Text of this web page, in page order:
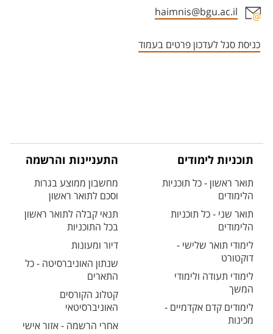
haimnis@bgu.ac.il
כניסת סגל לעדכון פרטים בעמוד
תוכניות לימודים
תואר ראשון - כל תוכניות
הלימודים
תואר שני - כל תוכניות
הלימודים
לימודי תואר שלישי -
דוקטורט
לימודי תעודה ולימודי
המשך
לימודים קדם אקדמיים -
מכינות
התעניינות והרשמה
מחשבון ממוצע בגרות
וסכם לתואר ראשון
תנאי קבלה לתואר ראשון
בכל התוכניות
דיור ומעונות
שנתון האוניברסיטה - כל
התארים
קטלוג הקורסים
האוניברסיטאי
אחרי הרשמה - אזור אישי